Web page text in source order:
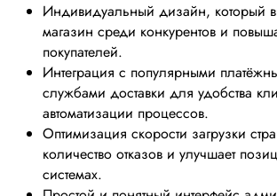
Индивидуальный дизайн, который
магазин среди конкурентов и
покупателей.
Интеграция с популярными
службами доставки для удобства
автоматизации процессов.
Оптимизация скорости загрузки
количество отказов и улучшает
системах.